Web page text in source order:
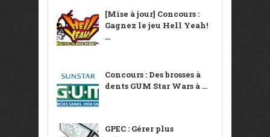
[Mise à jour] Concours :
Gagnez le jeu Hell Yeah!
...
Concours : Des brosses à
dents GUM Star Wars à ...
GPEC : Gérer plus